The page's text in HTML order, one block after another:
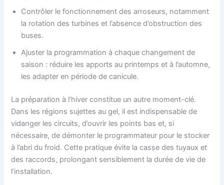
Contrôler le fonctionnement des arroseurs, notamment
la rotation des turbines et l’absence d’obstruction des
buses.
Ajuster la programmation à chaque changement de
saison : réduire les apports au printemps et à l’automne,
les adapter en période de canicule.
La préparation à l’hiver constitue un autre moment-clé.
Dans les régions sujettes au gel, il est indispensable de
vidanger les circuits, d’ouvrir les points bas et, si
nécessaire, de démonter le programmateur pour le stocker
à l’abri du froid. Cette pratique évite la casse des tuyaux et
des raccords, prolongant sensiblement la durée de vie de
l’installation.